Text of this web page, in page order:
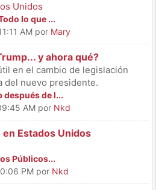
Unidos
lo que ...
AM por Mary
y ahora qué?
en el cambio de legislación
del nuevo presidente.
después de l...
AM por Nkd
Estados Unidos
Públicos...
PM por Nkd